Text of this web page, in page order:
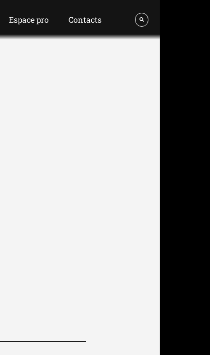
Espace pro Contacts